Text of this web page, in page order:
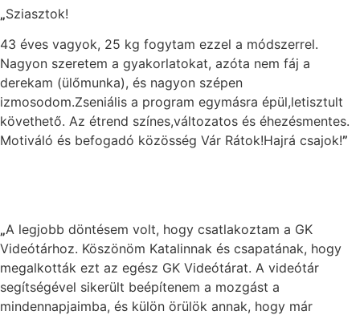
„Sziasztok!
43 éves vagyok, 25 kg fogytam ezzel a módszerrel.
Nagyon szeretem a gyakorlatokat, azóta nem fáj a
derekam (ülőmunka), és nagyon szépen
izmosodom.Zseniális a program egymásra épül,letisztult
követhető. Az étrend színes,változatos és éhezésmentes.
Motiváló és befogadó közösség Vár Rátok!Hajrá csajok!”
„A legjobb döntésem volt, hogy csatlakoztam a GK
Videótárhoz. Köszönöm Katalinnak és csapatának, hogy
megalkották ezt az egész GK Videótárat. A videótár
segítségével sikerült beépítenem a mozgást a
mindennapjaimba, és külön örülök annak, hogy már